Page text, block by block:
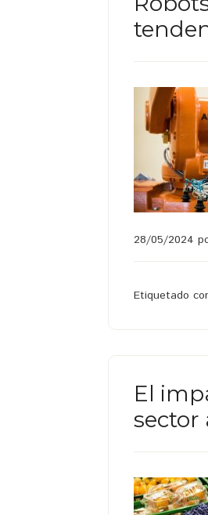
28/05/2024
Etiquetado
El
sector